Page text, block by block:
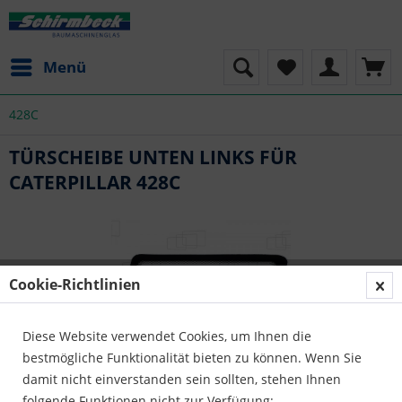
Menü
428C
TÜRSCHEIBE UNTEN LINKS FÜR
CATERPILLAR 428C
Cookie-Richtlinien
Diese Website verwendet Cookies, um Ihnen die
bestmögliche Funktionalität bieten zu können. Wenn Sie
damit nicht einverstanden sein sollten, stehen Ihnen